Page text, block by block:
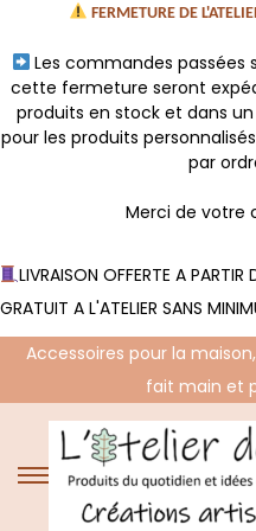
FERMETURE DE
Les commandes passées
cette fermeture seront
produits en stock et dans
pour les produits
par
Merci de votre
LIVRAISON OFFERTE A
GRATUIT A L'ATELIER SANS
Accessoires pour la
fait main et